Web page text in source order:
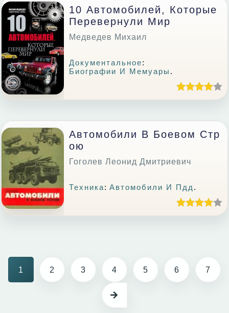
10 Автомобилей, Которые
Перевернули Мир
Медведев Михаил
Документальное:
Биографии И Мемуары .
Автомобили В Боевом Стр
Ою
Гоголев Леонид Дмитриевич
Техника:Автомобили И Пдд .
1 2 3 4 5 6 7